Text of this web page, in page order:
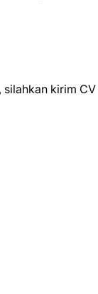
kіrіm CV